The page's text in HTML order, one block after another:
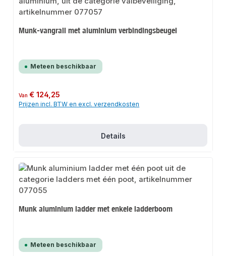
Munk-vangrail met aluminium verbindingsbeugel
Meteen beschikbaar
Normale prijs:
Van€ 124,25
Prijzen incl. BTW en excl. verzendkosten
Details
Munk aluminium ladder met enkele ladderboom
Meteen beschikbaar